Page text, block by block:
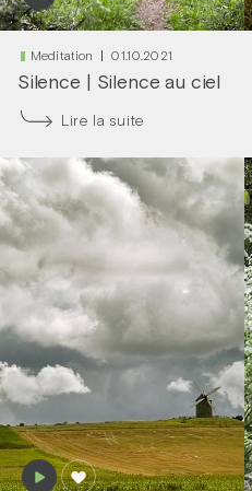
Meditation 01.10.2021
Silence Silence au ciel
Lire la suite